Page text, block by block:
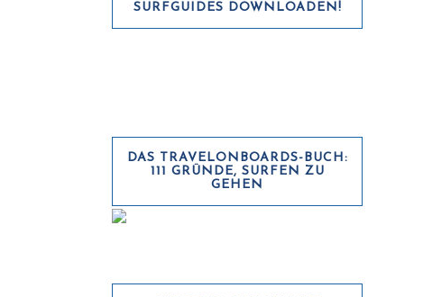
SURFGUIDES DOWNLOADEN!
DAS TRAVELONBOARDS-BUCH:
111 GRÜNDE, SURFEN ZU
GEHEN